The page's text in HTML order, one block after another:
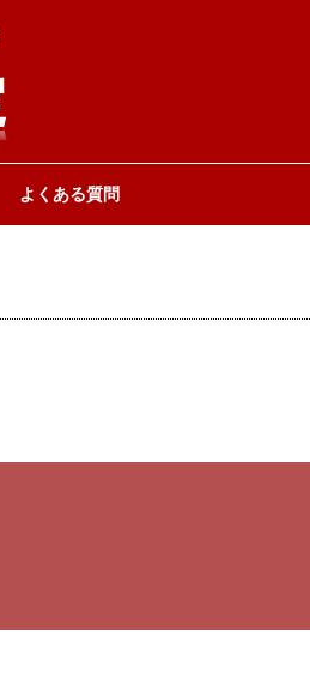
よくある質問